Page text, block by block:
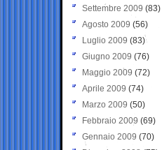
Settembre 2009 (83)
Agosto 2009 (56)
Luglio 2009 (83)
Giugno 2009 (76)
Maggio 2009 (72)
Aprile 2009 (74)
Marzo 2009 (50)
Febbraio 2009 (69)
Gennaio 2009 (70)